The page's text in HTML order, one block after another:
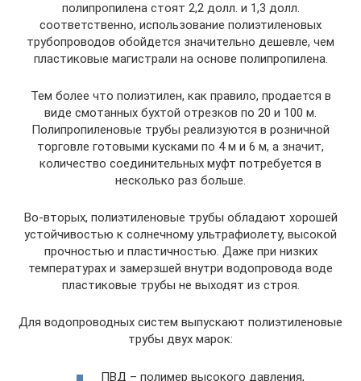
полипропилена стоят 2,2 долл. и 1,3 долл.
соответственно, использование полиэтиленовых
трубопроводов обойдется значительно дешевле, чем
пластиковые магистрали на основе полипропилена.
Тем более что полиэтилен, как правило, продается в
виде смотанных бухтой отрезков по 20 и 100 м.
Полипропиленовые трубы реализуются в розничной
торговле готовыми кусками по 4 м и 6 м, а значит,
количество соединительных муфт потребуется в
несколько раз больше.
Во-вторых, полиэтиленовые трубы обладают хорошей
устойчивостью к солнечному ультрафиолету, высокой
прочностью и пластичностью. Даже при низких
температурах и замерзшей внутри водопровода воде
пластиковые трубы не выходят из строя.
Для водопроводных систем выпускают полиэтиленовые
трубы двух марок:
ПВД – полимер высокого давления,